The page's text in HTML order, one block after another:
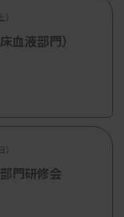
）
血液部門）
）
門研修会